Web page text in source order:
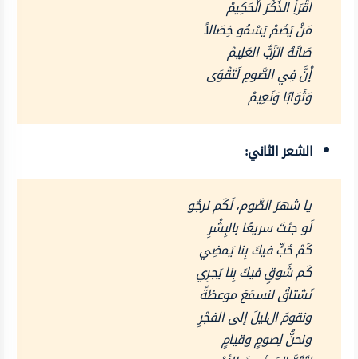
اقْرَأِ الذِّكْرَ الْحَكِيمْ
مَنْ يَصُمْ يَسْمُو خِصَالاً
صَانَهُ الرَّبُّ العَلِيمْ
إْنَّ فِي الصَّومِ لَتَقْوَى
وَثَوَابًا وَنَعِيمْ
الشعر الثاني:
يا شهرَ الصَّوم، لَكَم نرجُو
لَو جئتَ سريعًا بالبِشْرِ
كَمْ حُبٍّ فيكَ بِنا يَمضِي
كَم شَوقٍ فيكَ بِنا يَجرِي
نَشتاقُ لنسمَعَ موعظةً
ونقومَ الليلَ إلى الفجْرِ
ونحنُّ لِصومٍ وقيامٍ